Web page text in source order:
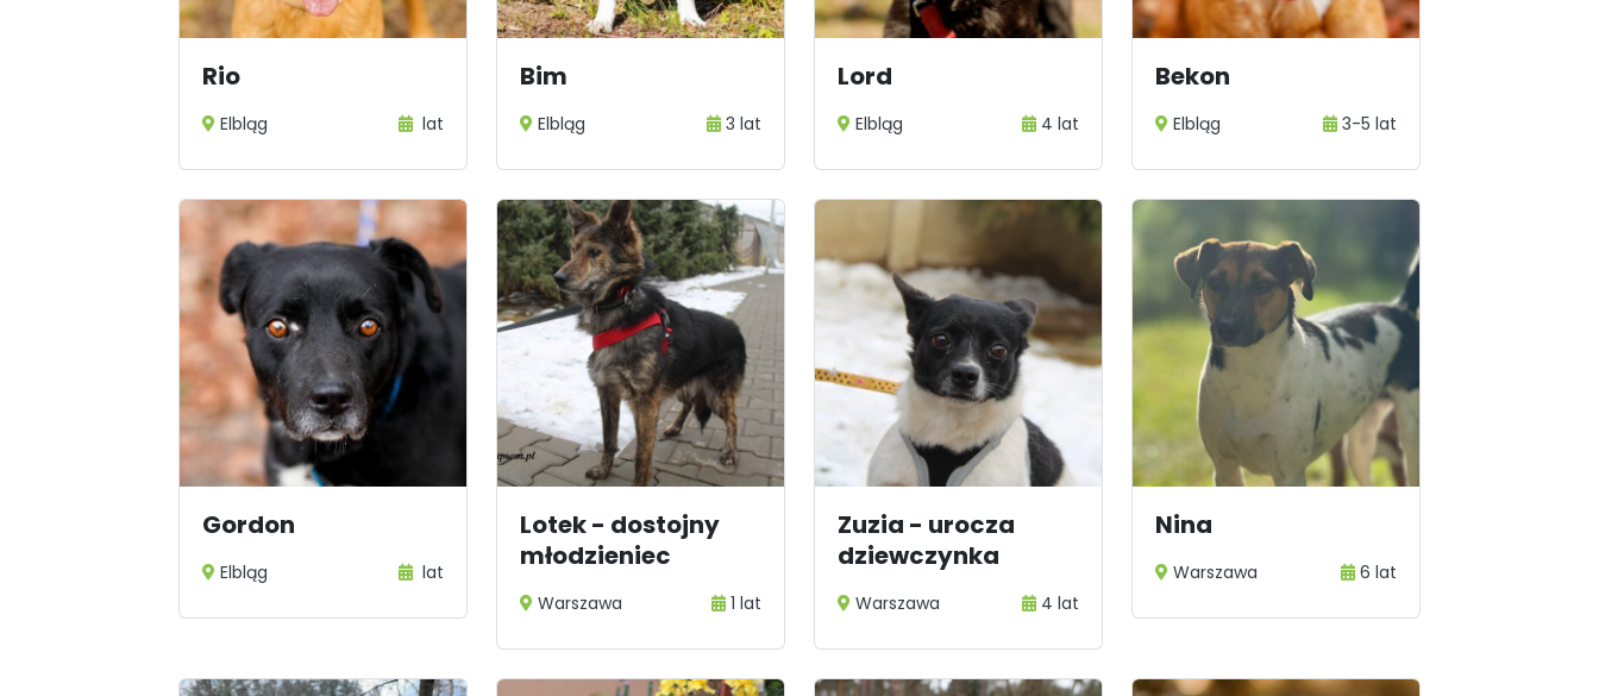
Rio
Elbląg lat
Bim
Elbląg 3 lat
Lord
Elbląg 4 lat
Bekon
Elbląg 3-5 lat
Gordon
Elbląg lat
Lotek - dostojny
młodzieniec
Warszawa 1 lat
Zuzia - urocza
dziewczynka
Warszawa 4 lat
Nina
Warszawa 6 lat